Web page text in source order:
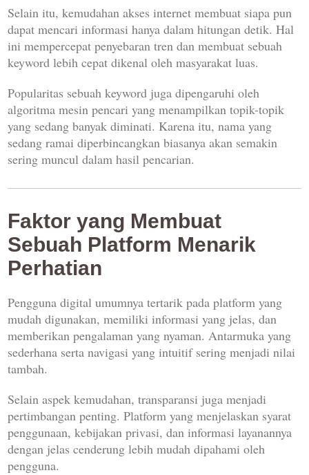
Selain itu, kemudahan akses internet membuat siapa pun
dapat mencari informasi hanya dalam hitungan detik. Hal
ini mempercepat penyebaran tren dan membuat sebuah
keyword lebih cepat dikenal oleh masyarakat luas.
Popularitas sebuah keyword juga dipengaruhi oleh
algoritma mesin pencari yang menampilkan topik-topik
yang sedang banyak diminati. Karena itu, nama yang
sedang ramai diperbincangkan biasanya akan semakin
sering muncul dalam hasil pencarian.
Faktor yang Membuat
Sebuah Platform Menarik
Perhatian
Pengguna digital umumnya tertarik pada platform yang
mudah digunakan, memiliki informasi yang jelas, dan
memberikan pengalaman yang nyaman. Antarmuka yang
sederhana serta navigasi yang intuitif sering menjadi nilai
tambah.
Selain aspek kemudahan, transparansi juga menjadi
pertimbangan penting. Platform yang menjelaskan syarat
penggunaan, kebijakan privasi, dan informasi layanannya
dengan jelas cenderung lebih mudah dipahami oleh
pengguna.